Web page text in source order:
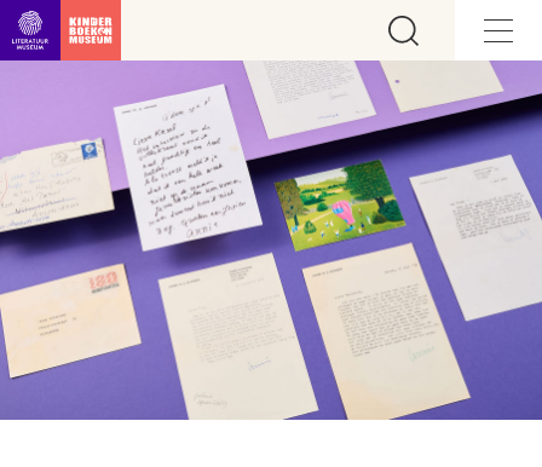
Ga direct naar inhoud